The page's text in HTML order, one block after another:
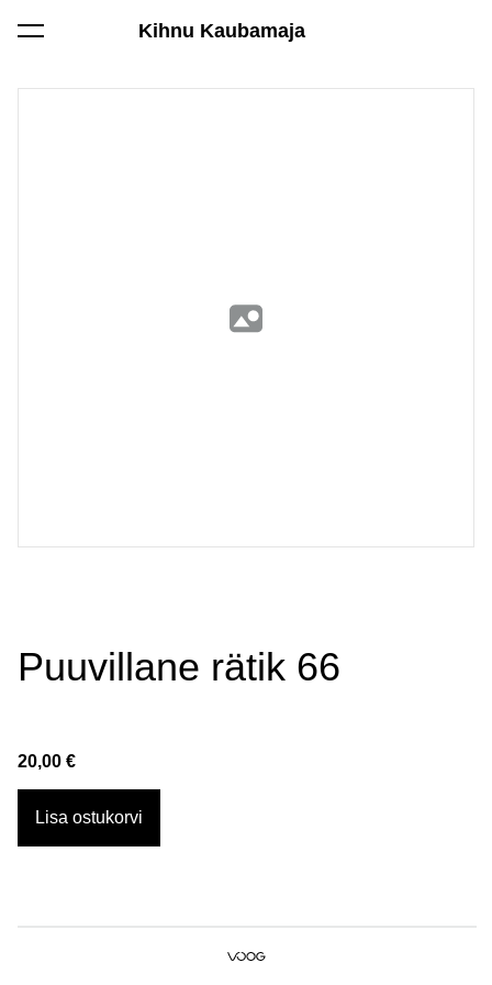
Kihnu Kaubamaja
lisati ostukorvi. Vaata ostukorvi
Puuvillane rätik 66
20,00 €
Lisa ostukorvi